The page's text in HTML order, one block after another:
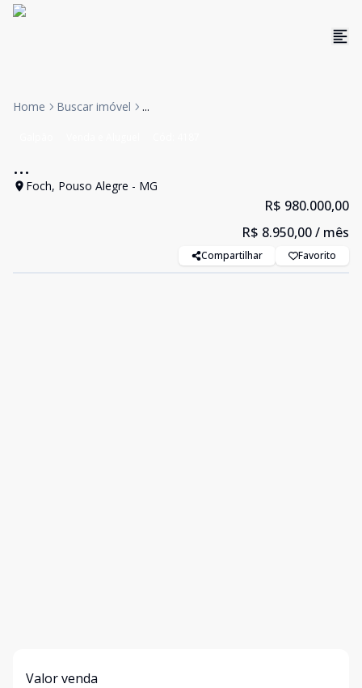
Home Buscar imóvel ...
...
Foch, Pouso Alegre - MG
R$ 980.000,00
R$ 8.950,00/ mês
Compartilhar Favorito
Valor venda